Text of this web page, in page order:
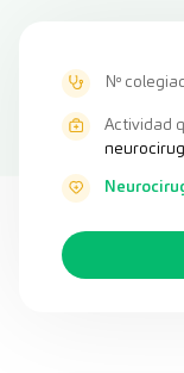
Nº
Actividad